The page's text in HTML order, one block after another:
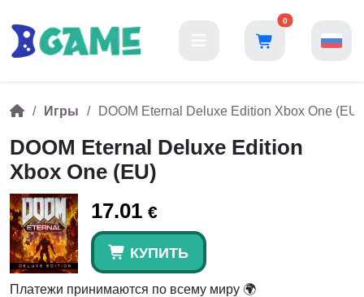
0
Игры DOOM Eternal Deluxe Edition Xbox One (EU)
DOOM Eternal Deluxe Edition
Xbox One (EU)
17.01 €
КУПИТЬ
Платежи принимаются по всему миру 🌍